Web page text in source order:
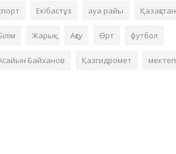
Екібастұз ауа райы Қазақстан
Жарық Ақсу Өрт футбол
Байханов Қазгидромет мектеп